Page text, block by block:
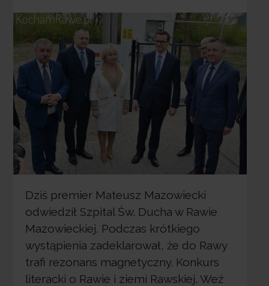
Dziś premier Mateusz Mazowiecki
odwiedził Szpital Św. Ducha w Rawie
Mazowieckiej. Podczas krótkiego
wystąpienia zadeklarował, że do Rawy
trafi rezonans magnetyczny. Konkurs
literacki o Rawie i ziemi Rawskiej. Weź